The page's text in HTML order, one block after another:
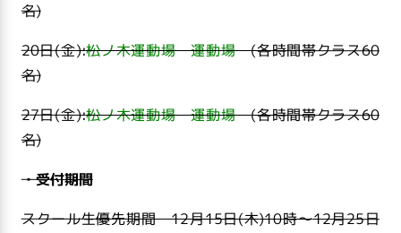
名)
20日(金):松ノ木運動場 運動場(各時間帯クラス60
名)
27日(金):松ノ木運動場 運動場(各時間帯クラス60
名)
・受付期間
スクール生優先期間 12月15日(木)10時～12月25日